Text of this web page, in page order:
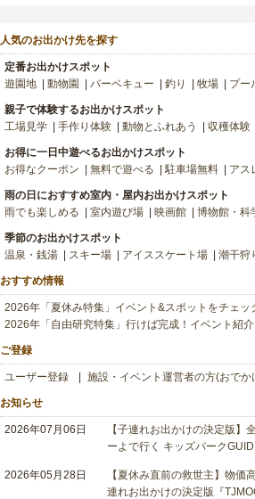
人気のお出かけ先を探す
定番お出かけスポット
遊園地
動物園 バーベキュー 釣り 牧場 プー
親子で体験するお出かけスポット
工場見学
手作り体験 動物とふれあう 収穫体験
お得に一日中遊べるお出かけスポット
お得なクーポン
無料で遊べる 駐車場無料 アス
雨の日におすすめ室内・屋内お出かけスポット
雨でも楽しめる
室内遊び場 映画館 博物館・科
季節のお出かけスポット
温泉・銭湯
スキー場 アイススケート場 潮干狩
おすすめ情報
2026年「夏休み特集」イベント&スポットをチェッ
2026年「自由研究特集」行けば完成！イベント紹介
ご登録
ユーザー登録 施設・イベント運営者の方(おで
お知らせ
2026年07月06日
【子連れお出かけの決定版】
ーよで行く キッズパーク
2026年05月28日
【夏休み直前の救世主】物価
連れお出かけの決定版『